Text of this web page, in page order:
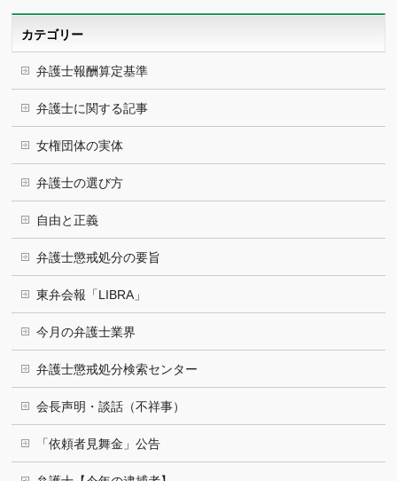
カテゴリー
弁護士報酬算定基準
弁護士に関する記事
女権団体の実体
弁護士の選び方
自由と正義
弁護士懲戒処分の要旨
東弁会報「LIBRA」
今月の弁護士業界
弁護士懲戒処分検索センター
会長声明・談話（不祥事）
「依頼者見舞金」公告